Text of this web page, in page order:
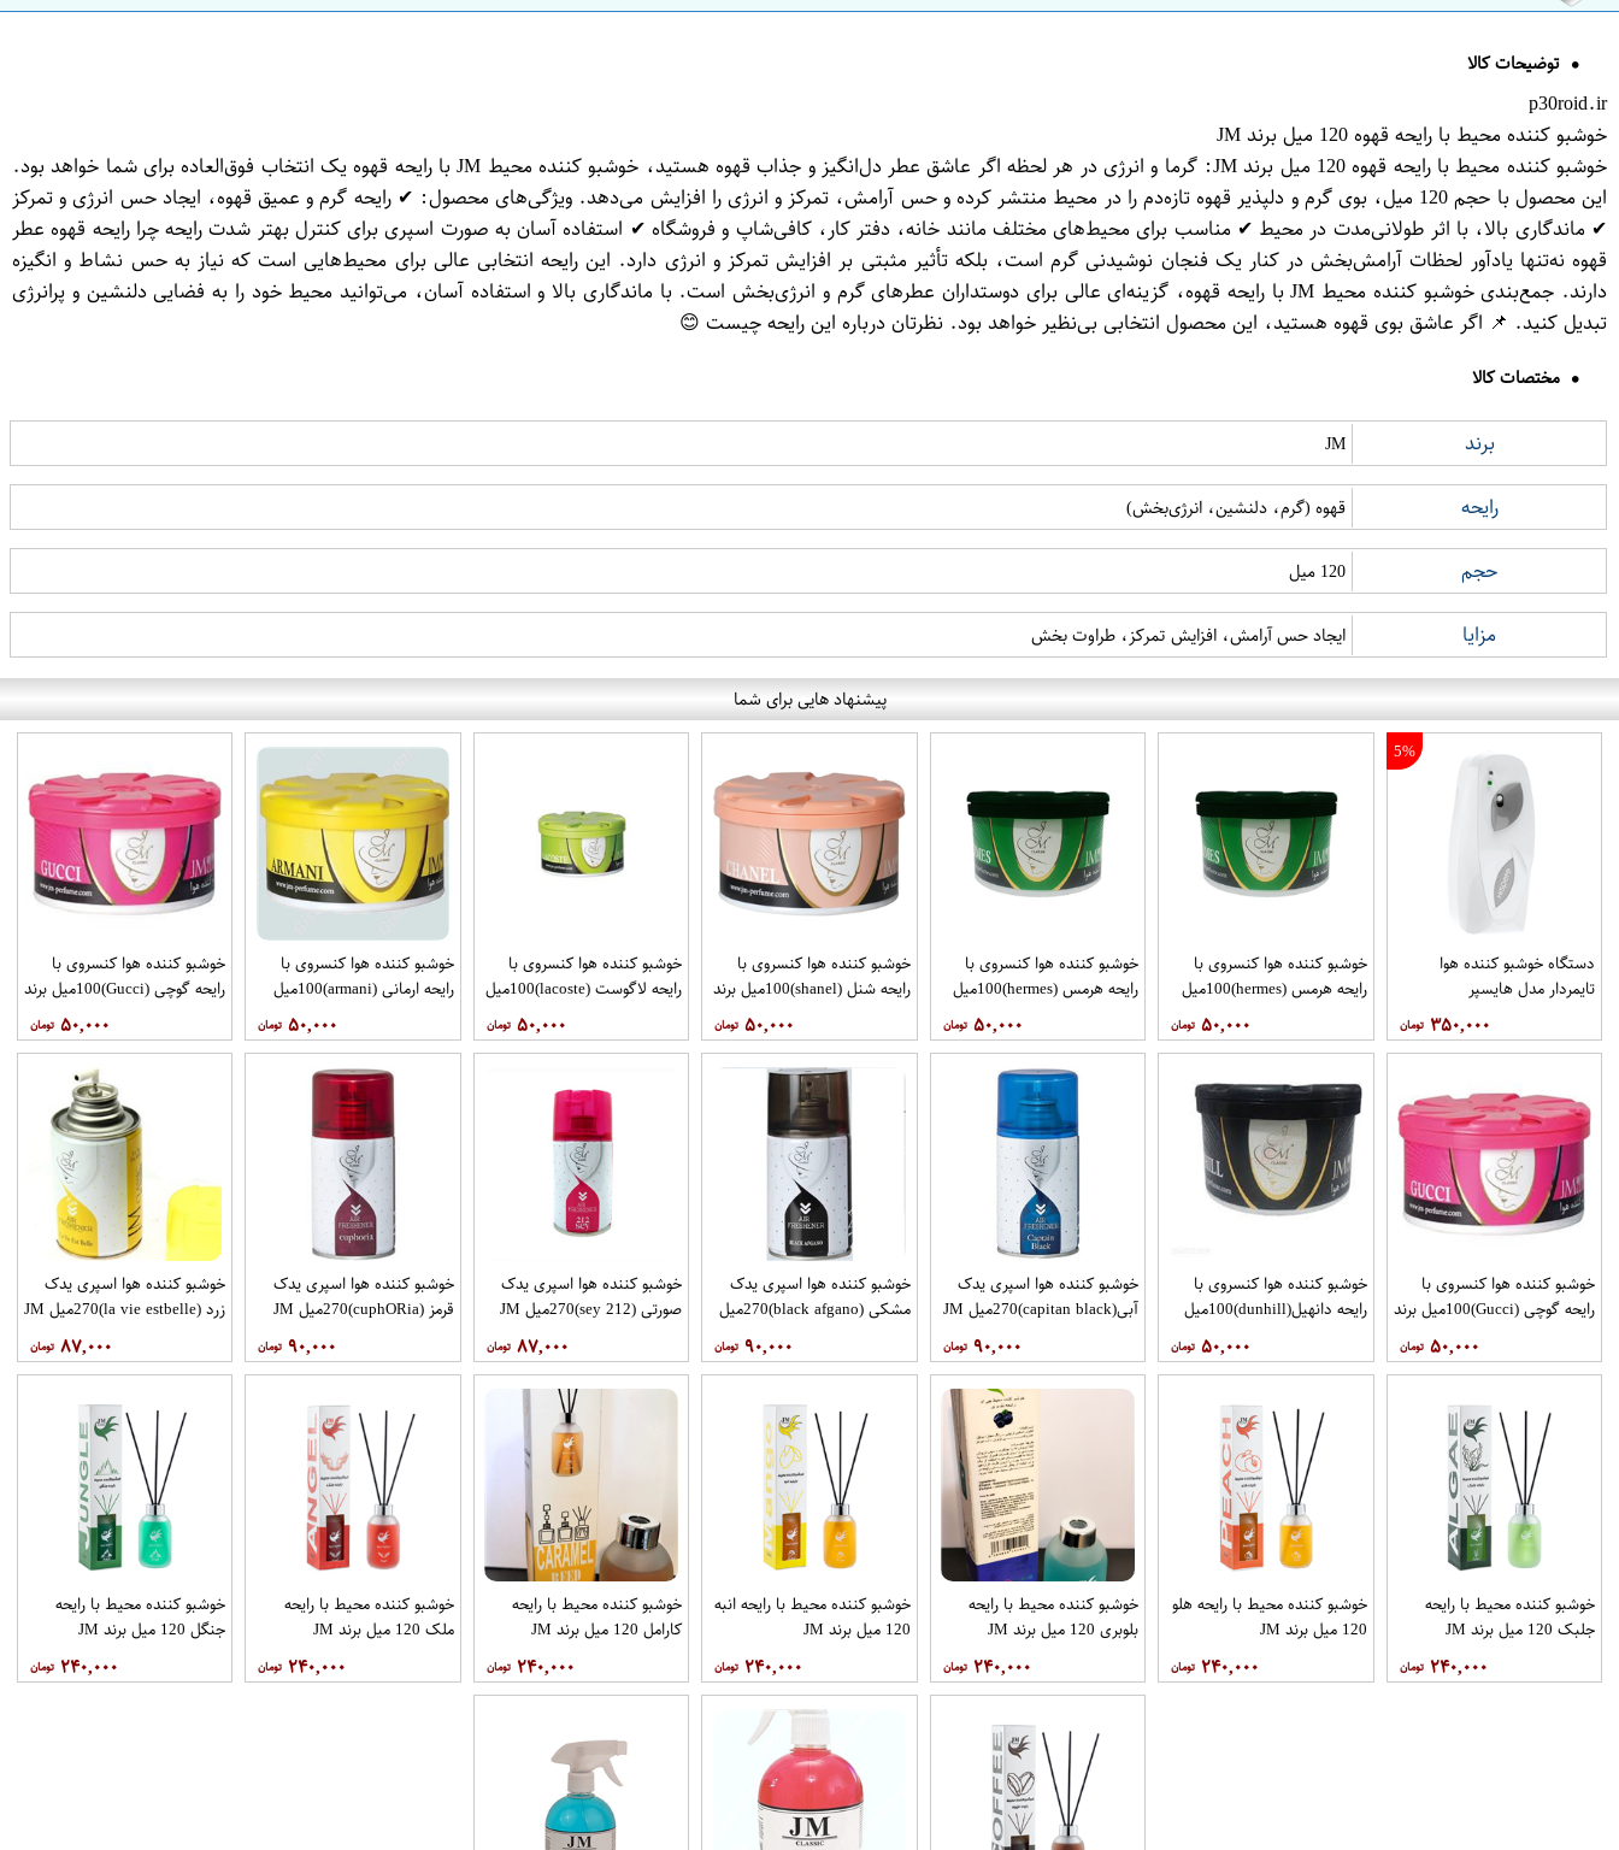
توضیحات کالا
p30roid.ir
خوشبو کننده محیط با رایحه قهوه 120 میل برند JM
خوشبو کننده محیط با رایحه قهوه 120 میل برند JM: گرما و انرژی در هر لحظه اگر عاشق عطر دل‌انگیز و جذاب قهوه هستید، خوشبو کننده محیط JM با رایحه قهوه یک انتخاب فوق‌العاده برای شما خواهد بود.
این محصول با حجم 120 میل، بوی گرم و دلپذیر قهوه تازه‌دم را در محیط منتشر کرده و حس آرامش، تمرکز و انرژی را افزایش می‌دهد. ویژگی‌های محصول: ✔ رایحه گرم و عمیق قهوه، ایجاد حس انرژی و تمرکز
✔ ماندگاری بالا، با اثر طولانی‌مدت در محیط ✔ مناسب برای محیط‌های مختلف مانند خانه، دفتر کار، کافی‌شاپ و فروشگاه ✔ استفاده آسان به صورت اسپری برای کنترل بهتر شدت رایحه چرا رایحه قهوه عطر
قهوه نه‌تنها یادآور لحظات آرامش‌بخش در کنار یک فنجان نوشیدنی گرم است، بلکه تأثیر مثبتی بر افزایش تمرکز و انرژی دارد. این رایحه انتخابی عالی برای محیط‌هایی است که نیاز به حس نشاط و انگیزه
دارند. جمع‌بندی خوشبو کننده محیط JM با رایحه قهوه، گزینه‌ای عالی برای دوستداران عطرهای گرم و انرژی‌بخش است. با ماندگاری بالا و استفاده آسان، می‌توانید محیط خود را به فضایی دلنشین و پرانرژی
تبدیل کنید. 📌 اگر عاشق بوی قهوه هستید، این محصول انتخابی بی‌نظیر خواهد بود. نظرتان درباره این رایحه چیست 😊
مختصات کالا
برند JM
رایحه قهوه (گرم، دلنشین، انرژی‌بخش)
حجم 120 میل
مزایا ایجاد حس آرامش، افزایش تمرکز، طراوت بخش
پیشنهاد هایی برای شما
5%
دستگاه خوشبو کننده هوا
تایمردار مدل هایسپر
۳۵۰,۰۰۰
خوشبو کننده هوا کنسروی با
رایحه هرمس (hermes)100میل
۵۰,۰۰۰
خوشبو کننده هوا کنسروی با
رایحه هرمس (hermes)100میل
۵۰,۰۰۰
خوشبو کننده هوا کنسروی با
رایحه شنل (shanel)100میل برند
۵۰,۰۰۰
خوشبو کننده هوا کنسروی با
رایحه لاگوست (lacoste)100میل
۵۰,۰۰۰
خوشبو کننده هوا کنسروی با
رایحه ارمانی (armani)100میل
۵۰,۰۰۰
خوشبو کننده هوا کنسروی با
رایحه گوچی (Gucci)100میل برند
۵۰,۰۰۰
خوشبو کننده هوا کنسروی با
رایحه گوچی (Gucci)100میل برند
۵۰,۰۰۰
خوشبو کننده هوا کنسروی با
رایحه دانهیل(dunhill)100میل
۵۰,۰۰۰
خوشبو کننده هوا اسپری یدک
آبی(capitan black)270میل JM
۹۰,۰۰۰
خوشبو کننده هوا اسپری یدک
مشکی (black afgano)270میل
۹۰,۰۰۰
خوشبو کننده هوا اسپری یدک
صورتی (212 sey)270میل JM
۸۷,۰۰۰
خوشبو کننده هوا اسپری یدک
قرمز (cuphO​Ria)270میل JM
۹۰,۰۰۰
خوشبو کننده هوا اسپری یدک
زرد (la vie estbelle)270میل JM
۸۷,۰۰۰
خوشبو کننده محیط با رایحه
جلبک 120 میل برند JM
۲۴۰,۰۰۰
خوشبو کننده محیط با رایحه هلو
120 میل برند JM
۲۴۰,۰۰۰
خوشبو کننده محیط با رایحه
بلوبری 120 میل برند JM
۲۴۰,۰۰۰
خوشبو کننده محیط با رایحه انبه
120 میل برند JM
۲۴۰,۰۰۰
خوشبو کننده محیط با رایحه
کارامل 120 میل برند JM
۲۴۰,۰۰۰
خوشبو کننده محیط با رایحه
ملک 120 میل برند JM
۲۴۰,۰۰۰
خوشبو کننده محیط با رایحه
جنگل 120 میل برند JM
۲۴۰,۰۰۰